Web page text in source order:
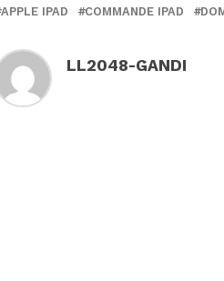
APPLE IPAD COMMANDE IPAD
LL2048-GANDI